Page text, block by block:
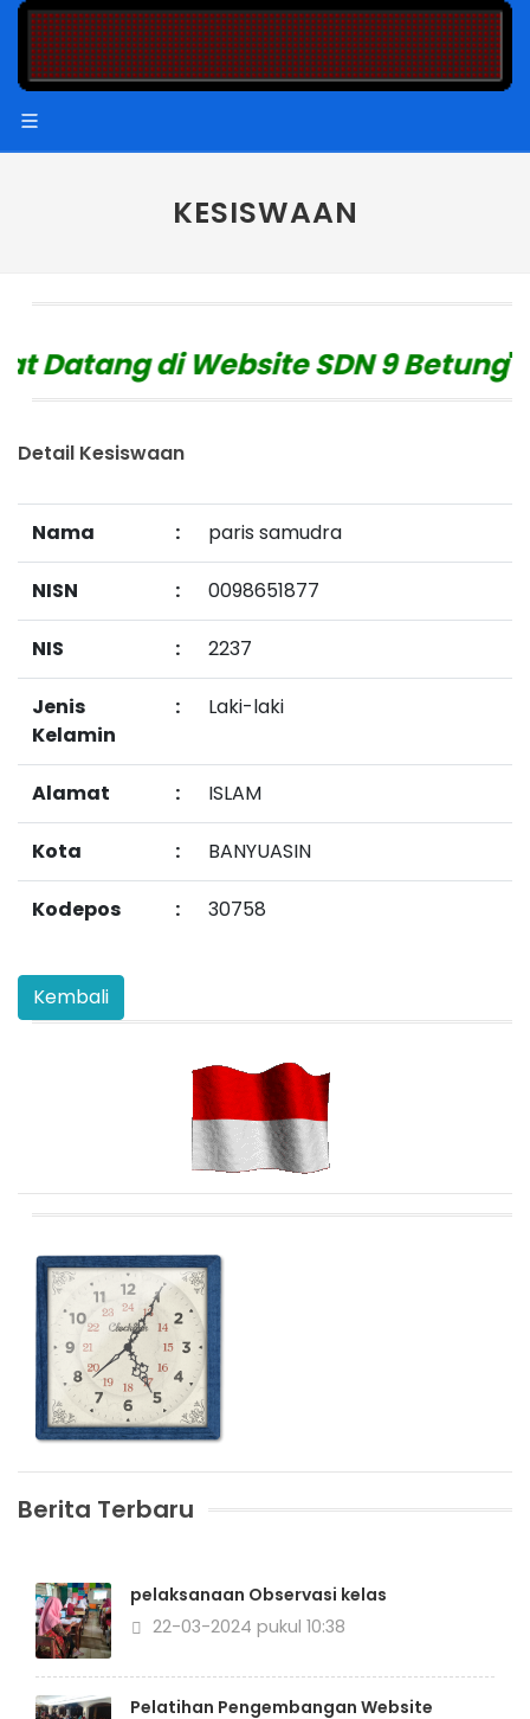
KESISWAAN
Berita Terbaru
pelaksanaan Observasi kelas
22-03-2024 pukul 10:38
Pelatihan Pengembangan Website
Datang di Website SDN 9 Betung"
Detail Kesiswaan
Nama : paris samudra
NISN : 0098651877
NIS : 2237
Jenis
Kelamin
: Laki-laki
Alamat : ISLAM
Kota : BANYUASIN
Kodepos : 30758